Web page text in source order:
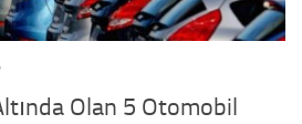
Olan 5 Otomobil